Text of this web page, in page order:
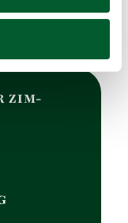
ZIM-